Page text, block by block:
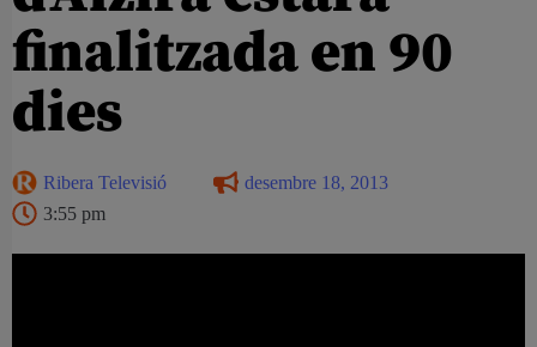
finalitzada en 90
dies
Ribera Televisió
desembre 18, 2013
3:55 pm